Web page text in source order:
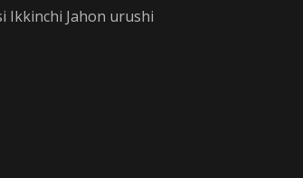
Ikkinchi Jahon urushi